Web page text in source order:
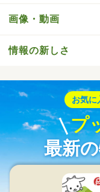
画像・動画
情報の新しさ
お気に
プ
最新